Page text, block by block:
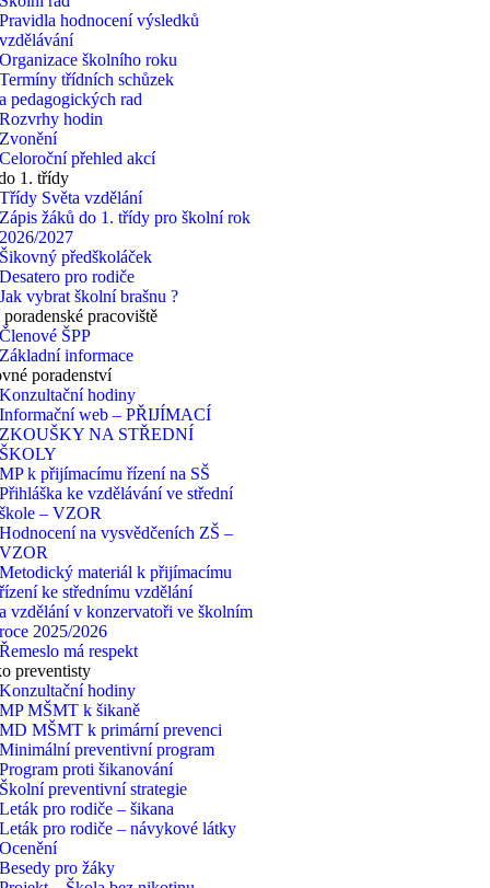
Pravidla hodnocení výsledků
vzdělávání
Organizace školního roku
Termíny třídních schůzek
a pedagogických rad
Rozvrhy hodin
Zvonění
Celoroční přehled akcí
1. třídy
Třídy Světa vzdělání
Zápis žáků do 1. třídy pro školní rok
2026/2027
Šikovný předškoláček
Desatero pro rodiče
Jak vybrat školní brašnu ?
pracoviště
Členové ŠPP
Základní informace
poradenství
Konzultační hodiny
Informační web – PŘIJÍMACÍ
ZKOUŠKY NA STŘEDNÍ
ŠKOLY
MP k přijímacímu řízení na SŠ
Přihláška ke vzdělávání ve střední
škole – VZOR
Hodnocení na vysvědčeních ZŠ –
VZOR
Metodický materiál k přijímacímu
řízení ke střednímu vzdělání
a vzdělání v konzervatoři ve školním
roce 2025/2026
Řemeslo má respekt
preventisty
Konzultační hodiny
MP MŠMT k šikaně
MD MŠMT k primární prevenci
Minimální preventivní program
Program proti šikanování
Školní preventivní strategie
Leták pro rodiče – šikana
Leták pro rodiče – návykové látky
Ocenění
Besedy pro žáky